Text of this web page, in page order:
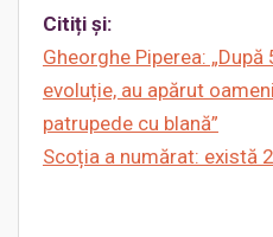
Citiți și:
Gheorghe Piperea:
evoluție, au apărut
patrupede cu blană”
Scoția a numărat: există